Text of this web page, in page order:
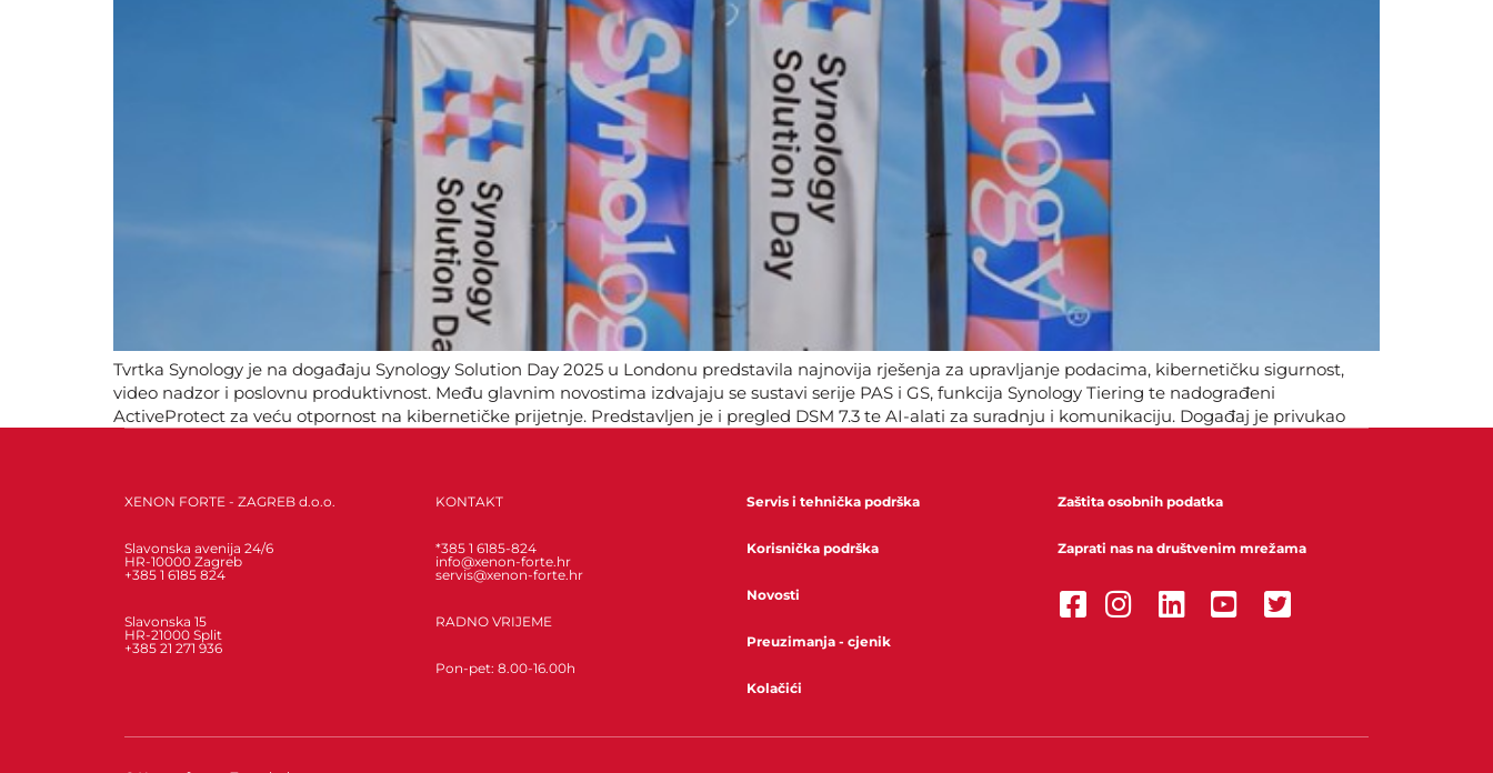
Tvrtka Synology je na događaju Synology Solution Day 2025 u Londonu predstavila najnovija rješenja za upravljanje podacima, kibernetičku sigurnost,
video nadzor i poslovnu produktivnost. Među glavnim novostima izdvajaju se sustavi serije PAS i GS, funkcija Synology Tiering te nadograđeni
ActiveProtect za veću otpornost na kibernetičke prijetnje. Predstavljen je i pregled DSM 7.3 te AI-alati za suradnju i komunikaciju. Događaj je privukao
XENON FORTE - ZAGREB d.o.o.
Slavonska avenija 24/6
HR-10000 Zagreb
+385 1 6185 824
Slavonska 15
HR-21000 Split
+385 21 271 936
KONTAKT
*385 1 6185-824
info@xenon-forte.hr
servis@xenon-forte.hr
RADNO VRIJEME
Pon-pet: 8.00-16.00h
Servis i tehnička podrška
Korisnička podrška
Novosti
Preuzimanja - cjenik
Kolačići
Zaštita osobnih podatka
Zaprati nas na društvenim mrežama